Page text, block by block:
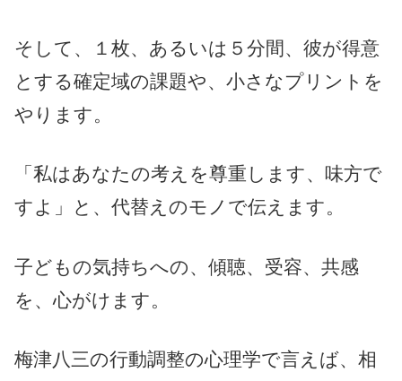
そして、１枚、あるいは５分間、彼が得意
とする確定域の課題や、小さなプリントを
やります。
「私はあなたの考えを尊重します、味方で
すよ」と、代替えのモノで伝えます。
子どもの気持ちへの、傾聴、受容、共感
を、心がけます。
梅津八三の行動調整の心理学で言えば、相